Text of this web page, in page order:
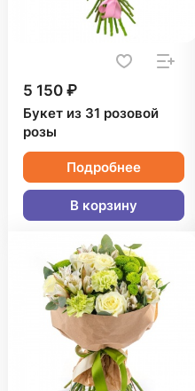
5 150 ₽
Букет из 31 розовой
розы
Подробнее
В корзину